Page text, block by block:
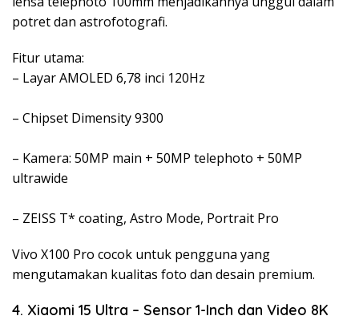
potret dan astrofotografi.
Fitur utama:
– Layar AMOLED 6,78 inci 120Hz
– Chipset Dimensity 9300
– Kamera: 50MP main + 50MP telephoto + 50MP
ultrawide
– ZEISS T* coating, Astro Mode, Portrait Pro
Vivo X100 Pro cocok untuk pengguna yang
mengutamakan kualitas foto dan desain premium.
4. Xiaomi 15 Ultra – Sensor 1-Inch dan Video 8K